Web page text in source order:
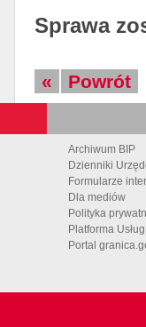
Sprawa
« Powrót
Archiwum BIP
Dzienniki
Formularze
Dla mediów
Polityka
Platforma
Portal